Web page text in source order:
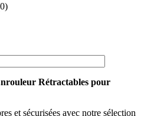
Rétractables pour
et sécurisées avec notre sélection